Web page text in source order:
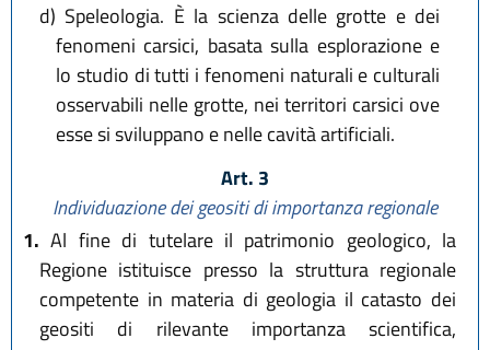
d) Speleologia. È la scienza delle grotte e dei
fenomeni carsici, basata sulla esplorazione e
lo studio di tutti i fenomeni naturali e culturali
osservabili nelle grotte, nei territori carsici ove
esse si sviluppano e nelle cavità artificiali.
Art. 3
Individuazione dei geositi di importanza regionale
1. Al fine di tutelare il patrimonio geologico, la
Regione istituisce presso la struttura regionale
competente in materia di geologia il catasto dei
geositi di rilevante importanza scientifica,